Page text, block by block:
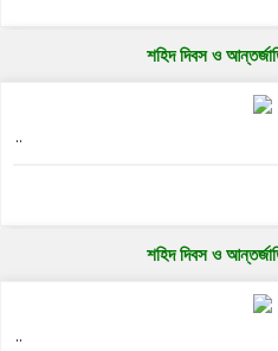
শহিদ দিবস ও
..
শহিদ দিবস ও
..